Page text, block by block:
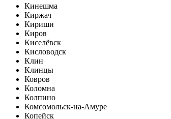
Кинешма
Киржач
Кириши
Киров
Киселёвск
Кисловодск
Клин
Клинцы
Ковров
Коломна
Колпино
Комсомольск-на-Амуре
Копейск